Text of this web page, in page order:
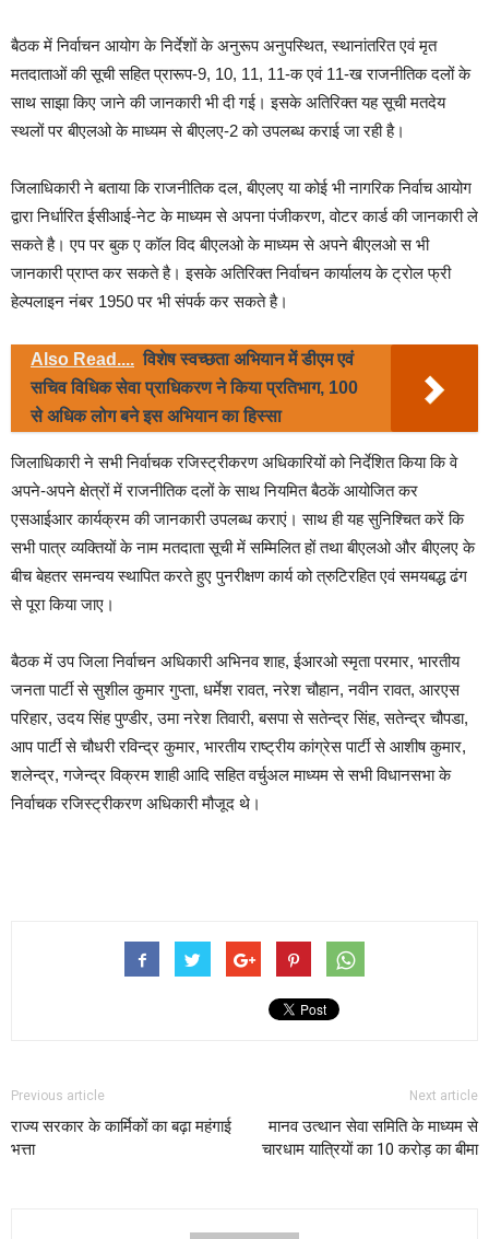
बैठक में निर्वाचन आयोग के निर्देशों के अनुरूप अनुपस्थित, स्थानांतरित एवं मृत
मतदाताओं की सूची सहित प्रारूप-9, 10, 11, 11-क एवं 11-ख राजनीतिक दलों के
साथ साझा किए जाने की जानकारी भी दी गई। इसके अतिरिक्त यह सूची मतदेय
स्थलों पर बीएलओ के माध्यम से बीएलए-2 को उपलब्ध कराई जा रही है।
जिलाधिकारी ने बताया कि राजनीतिक दल, बीएलए या कोई भी नागरिक निर्वाच आयोग
द्वारा निर्धारित ईसीआई-नेट के माध्यम से अपना पंजीकरण, वोटर कार्ड की जानकारी ले
सकते है। एप पर बुक ए कॉल विद बीएलओ के माध्यम से अपने बीएलओ स भी
जानकारी प्राप्त कर सकते है। इसके अतिरिक्त निर्वाचन कार्यालय के ट्रोल फ्री
हेल्पलाइन नंबर 1950 पर भी संपर्क कर सकते है।
Also Read.... विशेष स्वच्छता अभियान में डीएम एवं
सचिव विधिक सेवा प्राधिकरण ने किया प्रतिभाग, 100
से अधिक लोग बने इस अभियान का हिस्सा
जिलाधिकारी ने सभी निर्वाचक रजिस्ट्रीकरण अधिकारियों को निर्देशित किया कि वे
अपने-अपने क्षेत्रों में राजनीतिक दलों के साथ नियमित बैठकें आयोजित कर
एसआईआर कार्यक्रम की जानकारी उपलब्ध कराएं। साथ ही यह सुनिश्चित करें कि
सभी पात्र व्यक्तियों के नाम मतदाता सूची में सम्मिलित हों तथा बीएलओ और बीएलए के
बीच बेहतर समन्वय स्थापित करते हुए पुनरीक्षण कार्य को त्रुटिरहित एवं समयबद्ध ढंग
से पूरा किया जाए।
बैठक में उप जिला निर्वाचन अधिकारी अभिनव शाह, ईआरओ स्मृता परमार, भारतीय
जनता पार्टी से सुशील कुमार गुप्ता, धर्मेश रावत, नरेश चौहान, नवीन रावत, आरएस
परिहार, उदय सिंह पुण्डीर, उमा नरेश तिवारी, बसपा से सतेन्द्र सिंह, सतेन्द्र चौपडा,
आप पार्टी से चौधरी रविन्द्र कुमार, भारतीय राष्ट्रीय कांग्रेस पार्टी से आशीष कुमार,
शलेन्द्र, गजेन्द्र विक्रम शाही आदि सहित वर्चुअल माध्यम से सभी विधानसभा के
निर्वाचक रजिस्ट्रीकरण अधिकारी मौजूद थे।
Previous article
राज्य सरकार के कार्मिकों का बढ़ा महंगाई
भत्ता
Next article
मानव उत्थान सेवा समिति के माध्यम से
चारधाम यात्रियों का 10 करोड़ का बीमा